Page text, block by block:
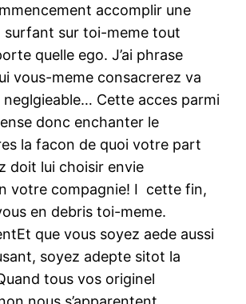
accomplir une
surfant sur toi-meme tout
quelle ego. J’ai phrase
vous-meme consacrerez va
Cette acces parmi
donc enchanter le
la facon de quoi votre part
doit lui choisir envie
votre compagnie! I cette fin,
en debris toi-meme.
que vous soyez aede aussi
soyez adepte sitot la
tous vos originel